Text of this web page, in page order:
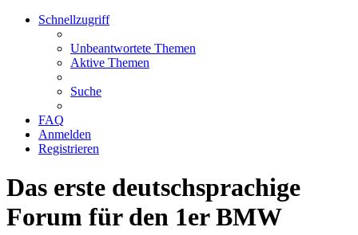
Schnellzugriff
Unbeantwortete Themen
Aktive Themen
Suche
FAQ
Anmelden
Registrieren
Das erste deutschsprachige
Forum für den 1er BMW